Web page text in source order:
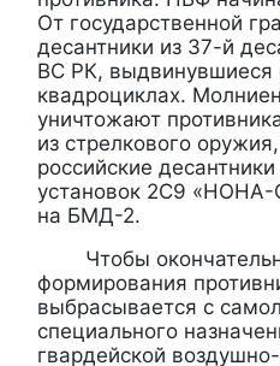
От государственной
десантники из 37-й
ВС РК, выдвинувшиеся
квадроциклах.
уничтожают
из стрелкового
российские
установок 2С9 «НОНА-
на БМД-2.
Чтобы
формирования
выбрасывается с
специального
гвардейской